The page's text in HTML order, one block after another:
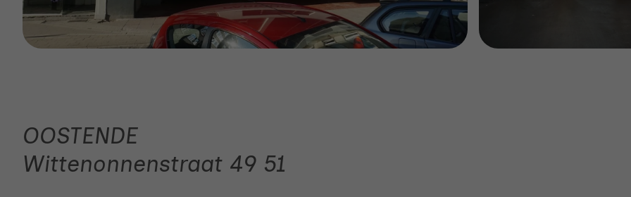
OOSTENDE
Wittenonnenstraat 49 51